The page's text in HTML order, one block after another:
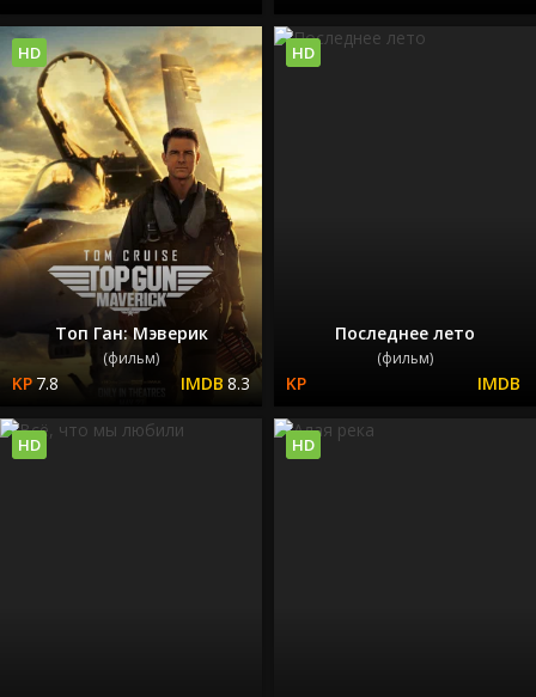
Топ Ган: Мэверик
(фильм)
7.8 8.3
HD
Последнее лето
(фильм)
HD
HD HD